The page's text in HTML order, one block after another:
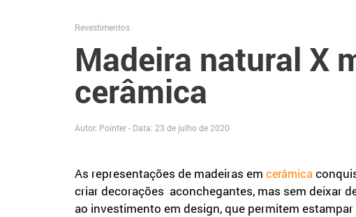
Madeira natural X
cerâmica
Revestimentos
Autor: Pointer - Data: 23 de julho de 2020
As representações de madeiras em cerâmica
criar decorações aconchegantes, mas sem deixar
ao investimento em design, que permitem